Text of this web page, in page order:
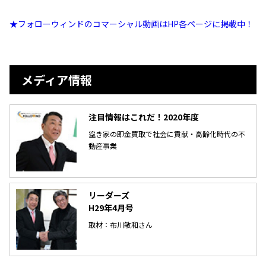
★フォローウィンドのコマーシャル動画はHP各ページに掲載中！
メディア情報
注目情報はこれだ！2020年度
空き家の即金買取で社会に貢献・高齢化時代の不
動産事業
リーダーズ
H29年4月号
取材：布川敏和さん